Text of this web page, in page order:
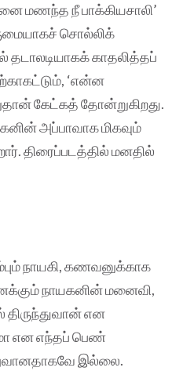
மணந்த நீ பாக்கியசாலி’
சொல்லிக்
தடாலடியாகக் காதலித்தப்
‘என்ன
கேட்கத் தோன்றுகிறது.
அப்பாவாக மிகவும்
திரைப்படத்தில் மனதில்
நாயகி, கணவனுக்காக
நாயகனின் மனைவி,
என
என எந்தப் பெண்
இல்லை.